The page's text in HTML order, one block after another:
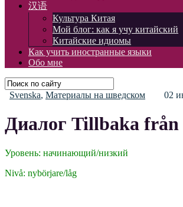
汉语
Культура Китая
Мой блог: как я учу китайский
Китайские идиомы
Как учить иностранные языки
Обо мне
Svenska, Материалы на шведском 02
Диалог Tillbaka från
Уровень: начинающий/низкий
Nivå: nybörjare/låg